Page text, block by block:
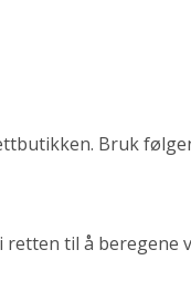
Bruk
til å beregene